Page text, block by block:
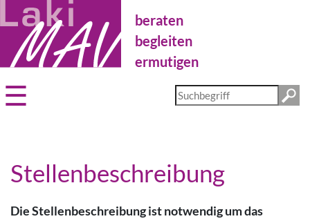
Direkt
zum
Inhalt
beraten
begleiten
ermutigen
Diese
Website
Stellenbeschreibung
Die Stellenbeschreibung ist notwendig um das